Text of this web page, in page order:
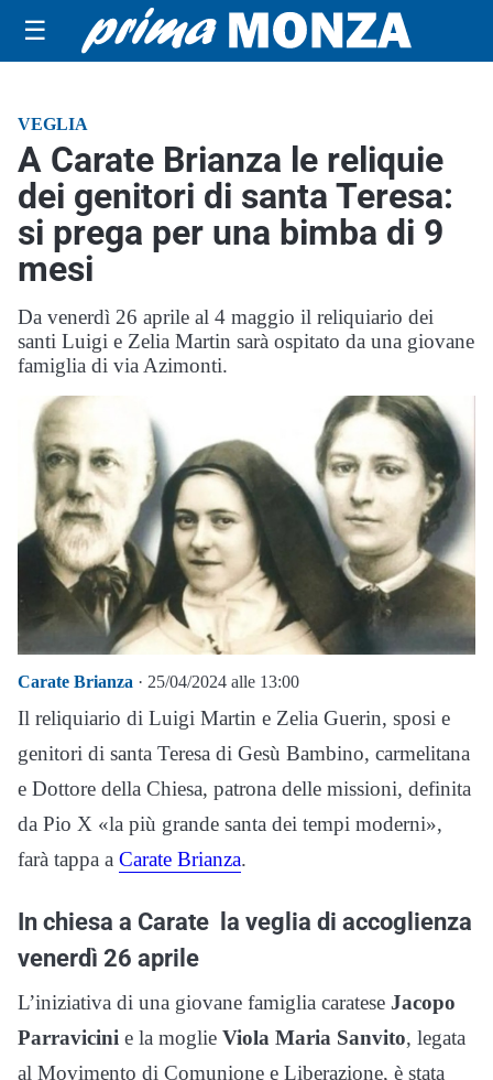
☰
VEGLIA
A Carate Brianza le reliquie
dei genitori di santa Teresa:
si prega per una bimba di 9
mesi
Da venerdì 26 aprile al 4 maggio il reliquiario dei
santi Luigi e Zelia Martin sarà ospitato da una giovane
famiglia di via Azimonti.
Carate Brianza · 25/04/2024 alle 13:00
Il reliquiario di Luigi Martin e Zelia Guerin, sposi e
genitori di santa Teresa di Gesù Bambino, carmelitana
e Dottore della Chiesa, patrona delle missioni, definita
da Pio X «la più grande santa dei tempi moderni»,
farà tappa a Carate Brianza.
In chiesa a Carate la veglia di accoglienza
venerdì 26 aprile
L’iniziativa di una giovane famiglia caratese Jacopo
Parravicini e la moglie Viola Maria Sanvito, legata
al Movimento di Comunione e Liberazione, è stata